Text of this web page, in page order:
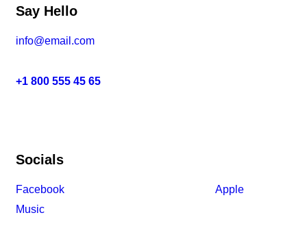
Say Hello
info@email.com
+1 800 555 45 65
Socials
Facebook
Apple
Music